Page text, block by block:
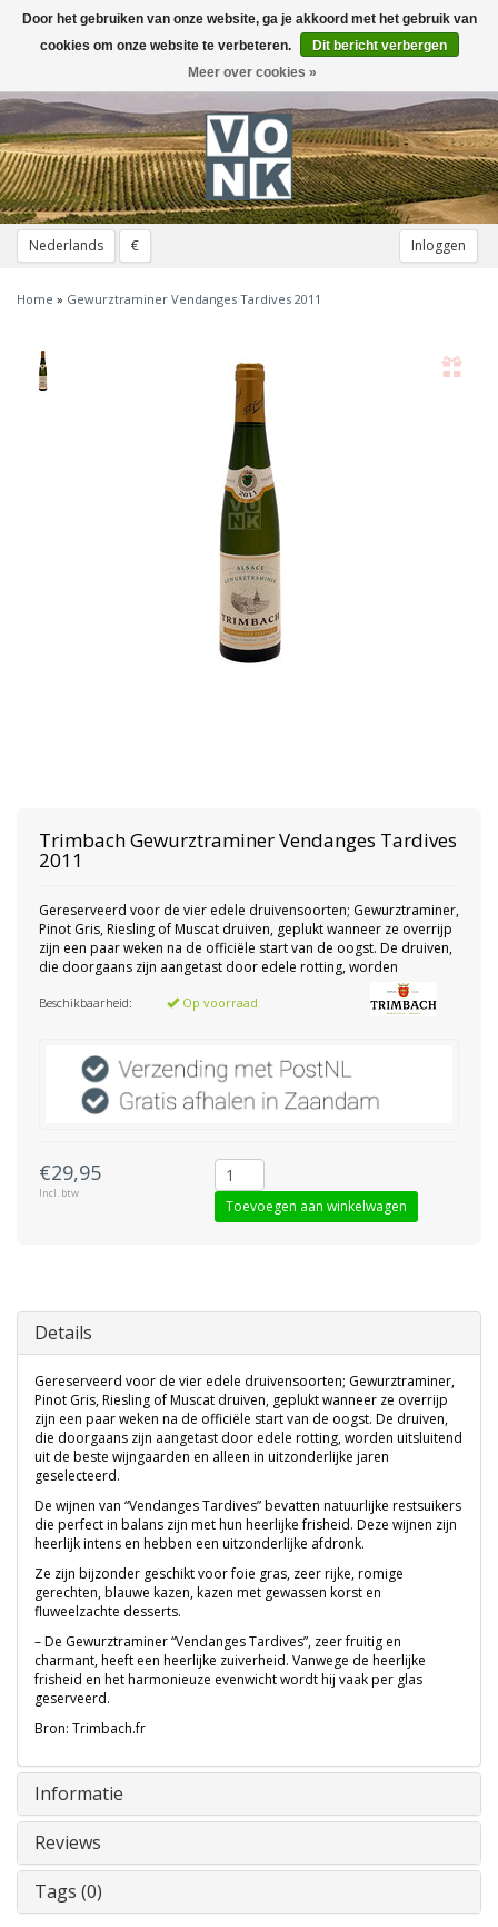
Nederlands € Inloggen
Toggle
navigation
Home » Gewurztraminer Vendanges Tardives 2011
TrimbachGewurztraminer Vendanges Tardives
2011
Gereserveerd voor de vier edele druivensoorten; Gewurztraminer,
Pinot Gris, Riesling of Muscat druiven, geplukt wanneer ze overrijp
zijn een paar weken na de officiële start van de oogst. De druiven,
die doorgaans zijn aangetast door edele rotting, worden
Beschikbaarheid: Op voorraad
€29,95
Incl. btw
Toevoegen aan winkelwagen
Details
Gereserveerd voor de vier edele druivensoorten; Gewurztraminer,
Pinot Gris, Riesling of Muscat druiven, geplukt wanneer ze overrijp
zijn een paar weken na de officiële start van de oogst. De druiven,
die doorgaans zijn aangetast door edele rotting, worden uitsluitend
uit de beste wijngaarden en alleen in uitzonderlijke jaren
geselecteerd.
De wijnen van “Vendanges Tardives” bevatten natuurlijke restsuikers
die perfect in balans zijn met hun heerlijke frisheid. Deze wijnen zijn
heerlijk intens en hebben een uitzonderlijke afdronk.
Ze zijn bijzonder geschikt voor foie gras, zeer rijke, romige
gerechten, blauwe kazen, kazen met gewassen korst en
fluweelzachte desserts.
– De Gewurztraminer “Vendanges Tardives”, zeer fruitig en
charmant, heeft een heerlijke zuiverheid. Vanwege de heerlijke
frisheid en het harmonieuze evenwicht wordt hij vaak per glas
geserveerd.
Bron: Trimbach.fr
Informatie
Reviews
Tags (0)
Door het gebruiken van onze website, ga je akkoord met het gebruik van
cookies om onze website te verbeteren.
Dit bericht verbergen
Meer over cookies »